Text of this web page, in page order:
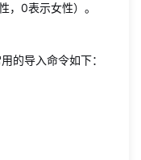
，0表示女性）。
的导入命令如下：